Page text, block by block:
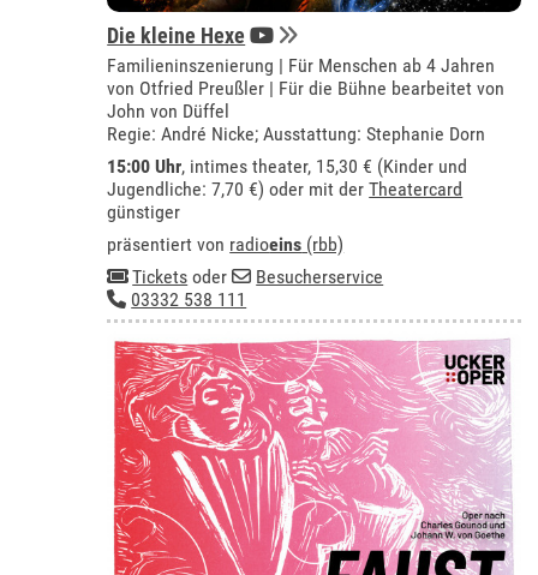
Die kleine Hexe
Familieninszenierung | Für Menschen ab 4 Jahren
von Otfried Preußler | Für die Bühne bearbeitet von
John von Düffel
Regie: André Nicke; Ausstattung: Stephanie Dorn
15:00 Uhr, intimes theater, 15,30 € (Kinder und
Jugendliche: 7,70 €) oder mit derTheatercard
günstiger
präsentiert von radioeins (rbb)
Tickets oder
Besucherservice
03332 538 111